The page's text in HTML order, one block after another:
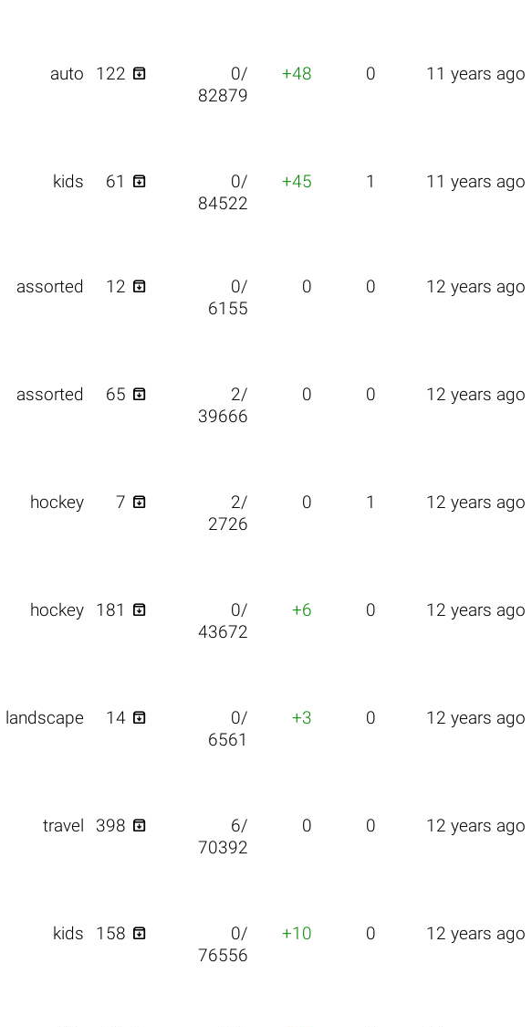
auto 122 
0/
82879
+48 0 11 years ago
kids 61 
0/
84522
+45 1 11 years ago
assorted 12 
0/
6155
0 0 12 years ago
assorted 65 
2/
39666
0 0 12 years ago
hockey 7 
2/
2726
0 1 12 years ago
hockey 181 
0/
43672
+6 0 12 years ago
landscape 14 
0/
6561
+3 0 12 years ago
travel 398 
6/
70392
0 0 12 years ago
kids 158 
0/
76556
+10 0 12 years ago